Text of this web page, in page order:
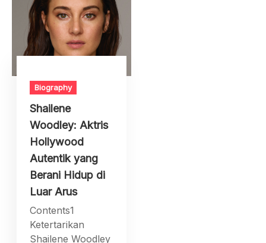
Biography
Shailene
Woodley: Aktris
Hollywood
Autentik yang
Berani Hidup di
Luar Arus
Contents1
Ketertarikan
Shailene Woodley